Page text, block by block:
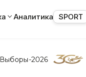
Аналитика SPORT
Выборы-2026